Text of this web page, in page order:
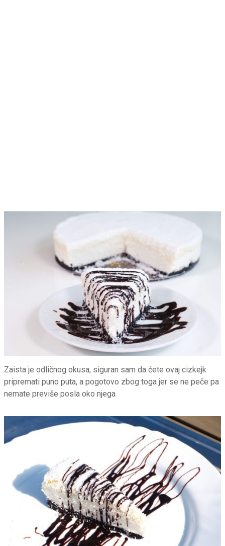
Zaista je odličnog okusa, siguran sam da ćete ovaj cizkejk
pripremati puno puta, a pogotovo zbog toga jer se ne peče pa
nemate previše posla oko njega